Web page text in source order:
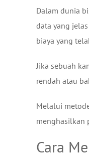
Dalam dunia
data yang
biaya yang
Jika sebuah
rendah atau
Melalui
menghasilkan
Cara